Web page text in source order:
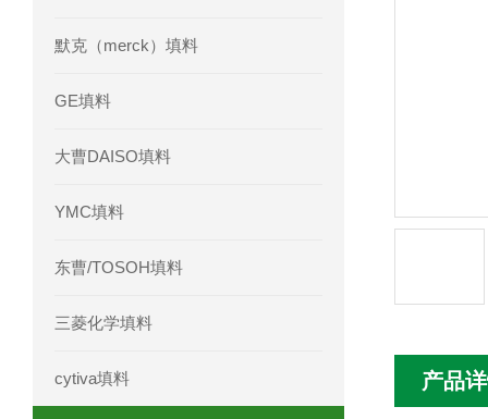
默克（merck）填料
GE填料
大曹DAISO填料
YMC填料
东曹/TOSOH填料
三菱化学填料
cytiva填料 产品